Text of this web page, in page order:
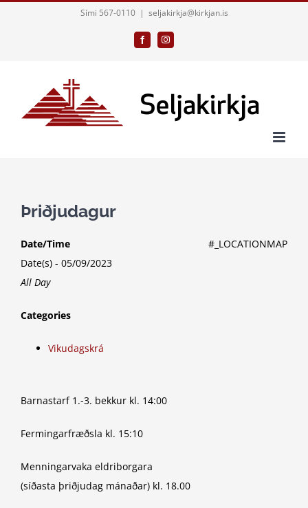
Sími 567-0110 | seljakirkja@kirkjan.is
FacebookInstagram
Þriðjudagur
#_LOCATIONMAP
Date/Time
Date(s) - 05/09/2023
All Day
Categories
Vikudagskrá
Barnastarf 1.-3. bekkur kl. 14:00
Fermingarfræðsla kl. 15:10
Menningarvaka eldriborgara
(síðasta þriðjudag mánaðar) kl. 18.00